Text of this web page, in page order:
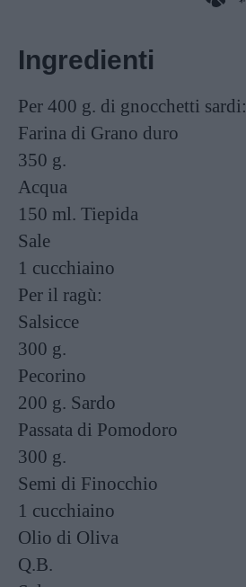
Ingredienti
Per 400 g. di gnocchetti sardi:
Farina di Grano duro
350 g.
Acqua
150 ml. Tiepida
Sale
1 cucchiaino
Per il ragù:
Salsicce
300 g.
Pecorino
200 g. Sardo
Passata di Pomodoro
300 g.
Semi di Finocchio
1 cucchiaino
Olio di Oliva
Q.B.